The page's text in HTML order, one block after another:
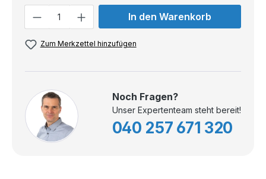
In den Warenkorb
Zum Merkzettel hinzufügen
Noch Fragen?
Unser Expertenteam steht bereit!
040 257 671 320